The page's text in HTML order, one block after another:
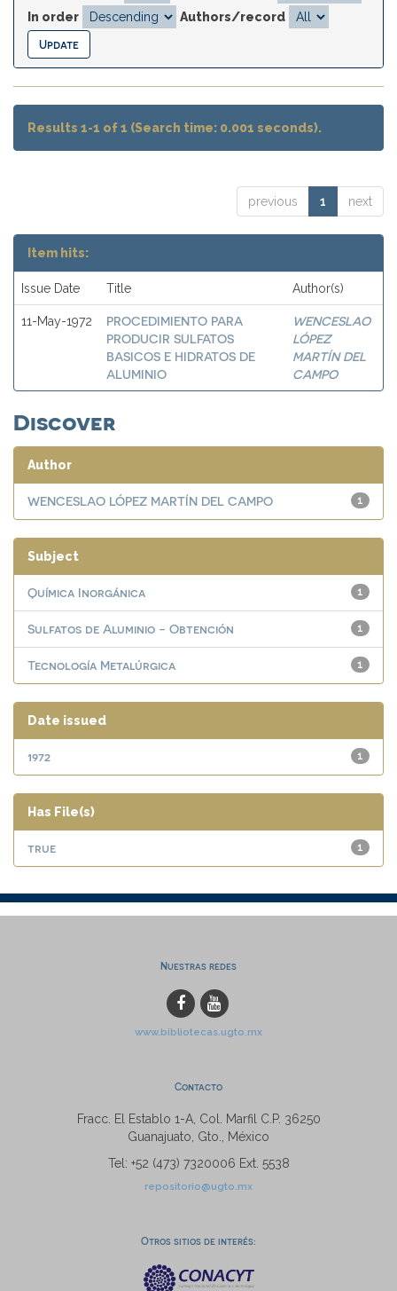
In order
Authors/record
Results 1-1 of 1 (Search time: 0.001 seconds).
previous 1 next
Item hits:
Issue Date Title Author(s)
11-May-1972
PROCEDIMIENTO PARA
PRODUCIR SULFATOS
BASICOS E HIDRATOS DE
ALUMINIO
WENCESLAO
LÓPEZ
MARTÍN DEL
CAMPO
Discover
Author
1
WENCESLAO LÓPEZ MARTÍN DEL CAMPO
Subject
1
Química Inorgánica
1
Sulfatos de Aluminio - Obtención
1
Tecnología Metalúrgica
Date issued
1
1972
Has File(s)
1
true
Nuestras redes
www.bibliotecas.ugto.mx
Contacto
Fracc. El Establo 1-A, Col. Marfil C.P. 36250
Guanajuato, Gto., México
Tel: +52 (473) 7320006 Ext. 5538
repositorio@ugto.mx
Otros sitios de interés: